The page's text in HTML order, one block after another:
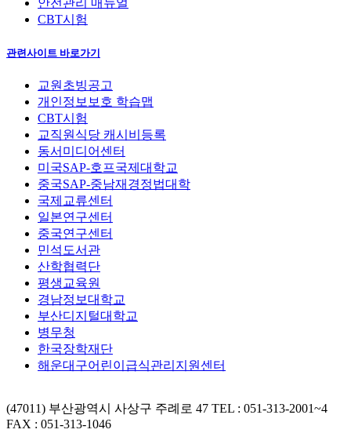
안전관리 매뉴얼
CBT시험
관련사이트 바로가기
교원초빙공고
개인정보보호 학습맵
CBT시험
교직원식당 캐시비등록
동서미디어센터
미국SAP-호프국제대학교
중국SAP-중남재경정법대학
국제교류센터
일본연구센터
중국연구센터
민석도서관
산학협력단
평생교육원
경남정보대학교
부산디지털대학교
병무청
한국장학재단
해운대구어린이급식관리지원센터
(47011) 부산광역시 사상구 주례로 47 TEL : 051-313-2001~4
FAX : 051-313-1046